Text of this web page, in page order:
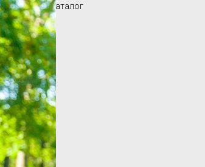
Вернуться в каталог